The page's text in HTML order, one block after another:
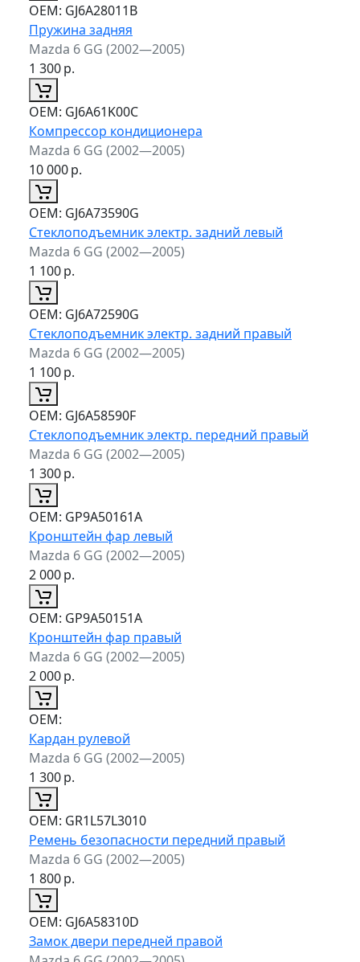
ОЕМ: GJ6A28011B
Пружина задняя
Mazda 6 GG (2002—2005)
1 300р.
ОЕМ: GJ6A61K00C
Компрессор кондиционера
Mazda 6 GG (2002—2005)
10 000р.
ОЕМ: GJ6A73590G
Стеклоподъемник электр. задний левый
Mazda 6 GG (2002—2005)
1 100р.
ОЕМ: GJ6A72590G
Стеклоподъемник электр. задний правый
Mazda 6 GG (2002—2005)
1 100р.
ОЕМ: GJ6A58590F
Стеклоподъемник электр. передний правый
Mazda 6 GG (2002—2005)
1 300р.
ОЕМ: GP9A50161A
Кронштейн фар левый
Mazda 6 GG (2002—2005)
2 000р.
ОЕМ: GP9A50151A
Кронштейн фар правый
Mazda 6 GG (2002—2005)
2 000р.
ОЕМ:
Кардан рулевой
Mazda 6 GG (2002—2005)
1 300р.
ОЕМ: GR1L57L3010
Ремень безопасности передний правый
Mazda 6 GG (2002—2005)
1 800р.
ОЕМ: GJ6A58310D
Замок двери передней правой